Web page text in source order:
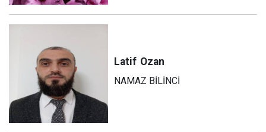
Latif Ozan
NAMAZ BİLİNCİ